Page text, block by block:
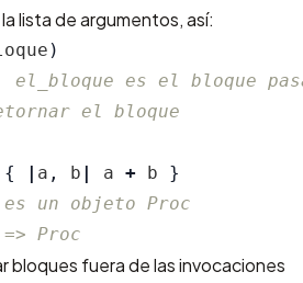
lista de argumentos, así:
)
es el bloque
el bloque
{ | a , b | a + b
}
es un objeto Proc
Proc
bloques fuera de las invocaciones